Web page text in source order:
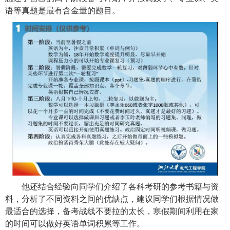
语等真题是最有含金量的题目。
他还结合经验向同学们介绍了各科考研的参考书籍与资
料，分析了不同资料之间的优缺点，建议同学们根据情况做
最适合的选择，备考战线不要拉的太长，寒假期间利用在家
的时间可以做好英语单词积累等工作。